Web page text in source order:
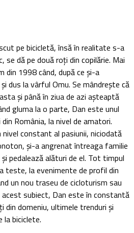
pe bicicletă, însă în realitate s-a
se dă pe două roți din copilărie. Mai
din 1998 când, după ce și-a
dus la vârful Omu. Se mândrește că
și până în ziua de azi așteaptă
gluma la o parte, Dan este unul
România, la nivel de amatori.
constant al pasiunii, niciodată
și-a angrenat întreaga familie
pedalează alături de el. Tot timpul
teste, la evenimente de profil din
un nou traseu de cicloturism sau
acest subiect, Dan este în constantă
domeniu, ultimele trenduri și
biciclete.